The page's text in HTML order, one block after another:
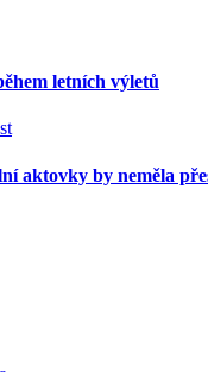
letních výletů
aktovky by neměla